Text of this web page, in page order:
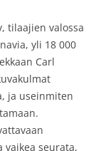
tilaajien valossa
yli 18 000
Carl
ja useinmiten
vaikea seurata,